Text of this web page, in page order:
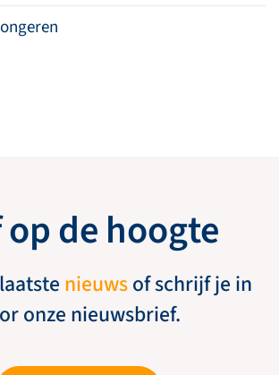
de hoogte
nieuwsof schrijf je in
onze nieuwsbrief.